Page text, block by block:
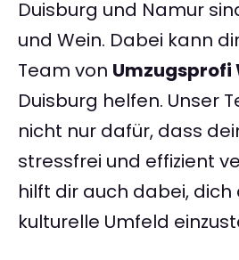
Duisburg und Namur
und Wein. Dabei kann
Team von Umzugsprofi
Duisburg helfen. Unser
nicht nur dafür, dass
stressfrei und effizient
hilft dir auch dabei, dich
kulturelle Umfeld